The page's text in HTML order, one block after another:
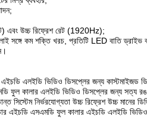
এবং উচ্চ রিফ্রেশ রেট (1920Hz);
সঙ্গে কম শক্তি খরচ, প্রতিটি LED বাতি ড্রাইভ
এইচডি এলইডি ভিডিও ডিসপ্লের জন্য কাস্টমাইজড
ফুল কালার এলইডি ভিডিও ডিসপ্লের জন্য সত্য রঙ
সিস্টেম নির্ভরযোগ্যতা উচ্চ রিফ্রেশ উচ্চ মানের
এসএমডি ফুল কালার এইচডি এলইডি ভিডিও